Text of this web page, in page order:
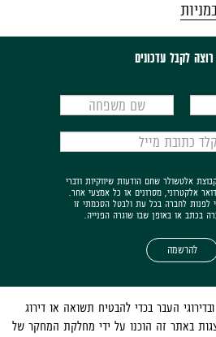
רוצה לקבל עדכונים
אלטשולר שחם הודעות שיווקיות ודברי
אלקטרוני, מסרונים או כל אמצעי אחר.
לפנות לחברה בכל עת ולבטל הסכמתי זו
בכתב או באופן שבו שוגרה הפנייה.
להרשמה
העבר בכדי להבטיח תשואה או דירוג
באתר זה הוכנו על ידי מחלקת המחקר של